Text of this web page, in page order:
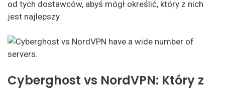
od tych dostawców, abyś mógł określić, który z nich
jest najlepszy.
Cyberghost vs NordVPN: Który z